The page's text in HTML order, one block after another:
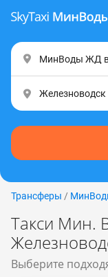
Трансферы /
Такси Мин.
Выберите